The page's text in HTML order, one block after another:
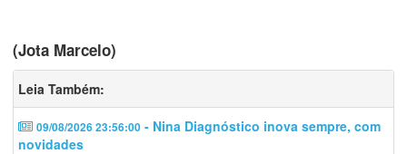
(Jota Marcelo)
Leia Também:
09/08/2026 23:56:00 - Nina Diagnóstico inova sempre, com
novidades